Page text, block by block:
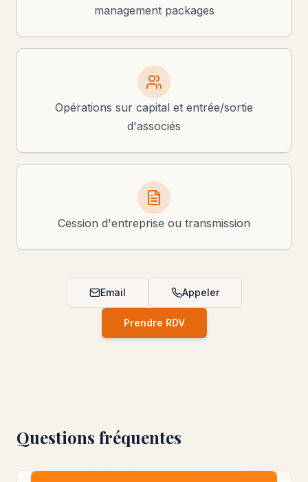
management packages
Opérations sur capital et entrée/sortie
d'associés
Cession d'entreprise ou transmission
Email Appeler
Prendre RDV
Questions fréquentes